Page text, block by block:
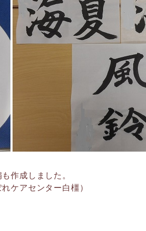
作成しました。
ケアセンター白橿）